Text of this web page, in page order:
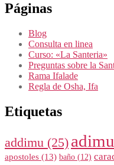
Páginas
Blog
Consulta en linea
Curso: «La Santeria»
Preguntas sobre la
Rama Ifalade
Regla de Osha, Ifa
Etiquetas
addimu (25) adimu
apostoles (13) baño (12)